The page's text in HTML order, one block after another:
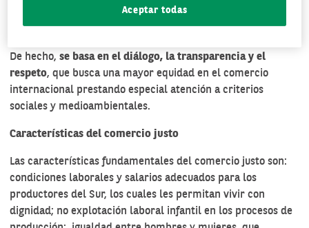
consolidan la pobreza y la desigualdad mundial. Razones
por las cualeseste sistemaestá considerado
De hecho, se basa en el diálogo, la transparencia y el
respeto, que busca una mayor equidad en el comercio
internacional prestando especial atención acriterios
sociales y medioambientales.
Características del comercio justo
Las características fundamentales del comercio justo son:
condiciones laborales y salarios adecuados para los
productores del Sur, los cuales les permitan vivir con
dignidad; no explotación laboral infantil en los procesos de
Aceptar todas